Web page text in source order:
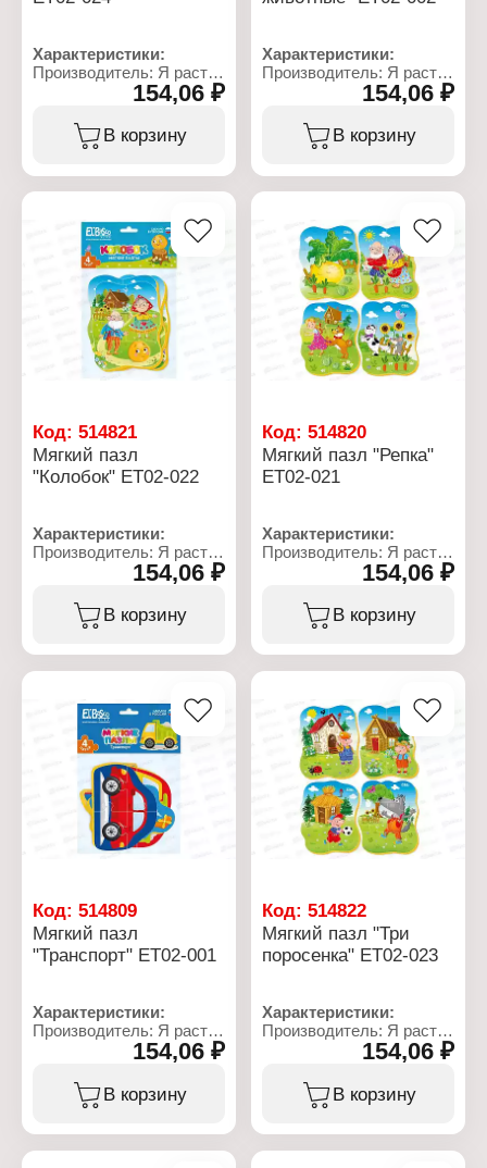
Характеристики:
Производитель: Я расту
Артикул: ЕТ02-024
Тип товара: Пазл
Размер упаковки:
25х16х1,7 см
Комплектация: 4 пазла
Упаковка: в пакете
Материал: картон,
Рекомендуемый возраст:
154,06 ₽
В корзину
Характеристики:
Производитель: Я расту
Артикул: ЕТ02-002
Тип товара: Пазл
25х16х1,7 см
Комплектация: 4 пазла
Упаковка: в пакете
Материал: картон,
изолон
Рекомендуемый возраст:
154,06 ₽
В корзину
Код: 514821
Мягкий пазл
"Колобок" ЕТ02-022
Характеристики:
Производитель: Я расту
Артикул: ЕТ02-022
Тип товара: Пазл
25х16х1,7 см
Комплектация: 4 пазла
Упаковка: в пакете
Материал: картон,
Рекомендуемый возраст:
154,06 ₽
В корзину
Код:514820
Мягкий пазл "Репка"
ЕТ02-021
Характеристики:
Производитель: Я расту
Артикул: ЕТ02-021
Тип товара: Пазл
Комплектация: 4 пазла
Упаковка: в пакете
Материал: картон,
изолон
Рекомендуемый возраст:
154,06 ₽
В корзину
Код: 514809
Мягкий пазл
"Транспорт" ЕТ02-001
Характеристики:
Производитель: Я расту
Артикул: ЕТ02-001
Тип товара: Пазл
154,06 ₽
В корзину
Код:514822
Мягкий пазл "Три
поросенка" ЕТ02-023
Характеристики:
Производитель: Я расту
Артикул: ЕТ02-023
Тип товара: Пазл
154,06 ₽
В корзину